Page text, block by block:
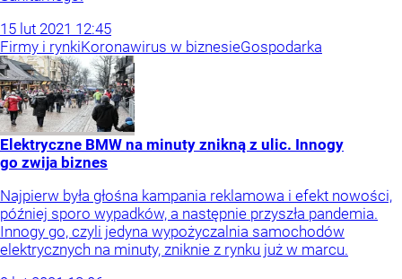
15 lut 2021 12:45
Firmy i rynkiKoronawirus w biznesieGospodarka
Elektryczne BMW na minuty znikną z ulic. Innogy
go zwija biznes
Najpierw była głośna kampania reklamowa i efekt nowości,
później sporo wypadków, a następnie przyszła pandemia.
Innogy go, czyli jedyna wypożyczalnia samochodów
elektrycznych na minuty, zniknie z rynku już w marcu.